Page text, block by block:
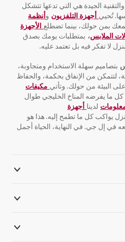
الجيدة هي التي تدعها تتشكل
تُحيي أجهزة التلفزيون وأنظمة
بمن حولك، بينما تضطلع الأجهزة
الملابس، بمتطلبات يومك بصدق
لا تفكر فيه بل تعتمد عليه.
بتصاميم سهلة الاستخدام ومتجاوبة،
لتتمكن من الإنفاق بحكمة، والحفاظ
البيئة من حولك. وتأتي مكيفات
كل ما يفرضه المناخ الخليجي طوال
لدينا أجهزة
يواكب كل ما تطمح إليه. هذا هو
في إل جي. في النهاية، الحياة أجمل